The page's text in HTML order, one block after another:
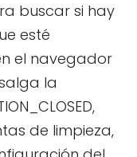
buscar si hay
esté
el navegador
la
de limpieza,